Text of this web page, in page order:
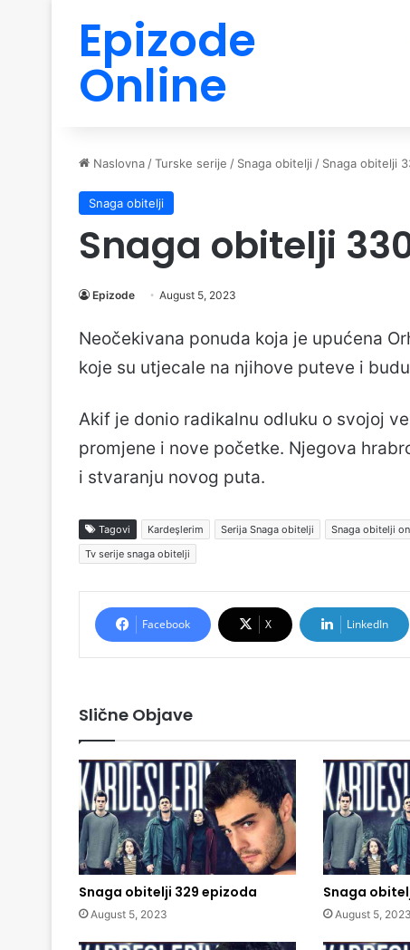
Epizode
Online
Naslovna /Turske serije / Snaga obitelji / Snaga obitelji
Snaga obitelji
Snaga obitelji
Epizode August 5, 2023
Neočekivana ponuda koja je upućena
koje su utjecale na njihove puteve i
Akif je donio radikalnu odluku o svojoj
promjene i nove početke. Njegova
i stvaranju novog puta.
Tagovi Kardeşlerim Serija Snaga obitelji Snaga obitelji
Tv serije snaga obitelji
Facebook X LinkedIn
Slične Objave
Snaga obitelji 329 epizoda
August 5, 2023
Snaga
August 5, 2023